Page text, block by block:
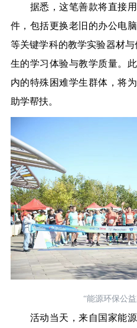
据悉，这笔善款将直接用
件，包括更换老旧的办公电
等关键学科的教学实验器材与
生的学习体验与教学质量。
内的特殊困难学生群体，将
助学帮扶。
“能源环保公
活动当天，来自国家能